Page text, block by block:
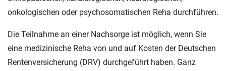
onkologischen oder psychosomatischen Reha durchführen.
Die Teilnahme an einer Nachsorge ist möglich, wenn Sie
eine medizinische Reha von und auf Kosten der Deutschen
Rentenversicherung (DRV) durchgeführt haben. Ganz